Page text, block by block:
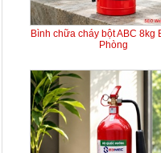
Bình chữa cháy bột ABC 8kg
Phòng